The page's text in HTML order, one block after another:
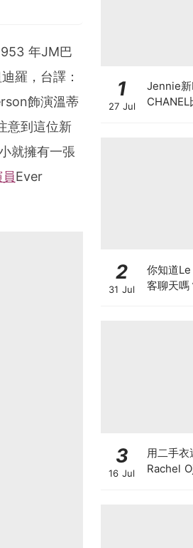
年JM巴
羅，台譯：
飾演溫蒂
意到這位新
就擁有一張
Ever
1
27 Jul
Jennie新
2
31 Jul
你知道
客聊天嗎
3
16 Jul
用二手衣
Rachel